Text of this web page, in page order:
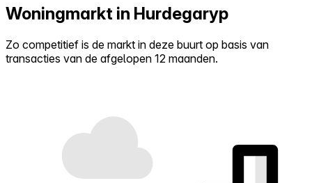
Woningmarkt in Hurdegaryp
Zo competitief is de markt in deze buurt op basis van
transacties van de afgelopen 12 maanden.